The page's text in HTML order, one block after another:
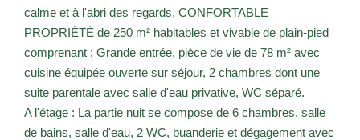
calme et à l'abri des regards, CONFORTABLE
PROPRIÉTÉ de 250 m² habitables et vivable de plain-pied
comprenant : Grande entrée, pièce de vie de 78 m² avec
cuisine équipée ouverte sur séjour, 2 chambres dont une
suite parentale avec salle d'eau privative, WC séparé.
A l'étage : La partie nuit se compose de 6 chambres, salle
de bains, salle d'eau, 2 WC, buanderie et dégagement avec